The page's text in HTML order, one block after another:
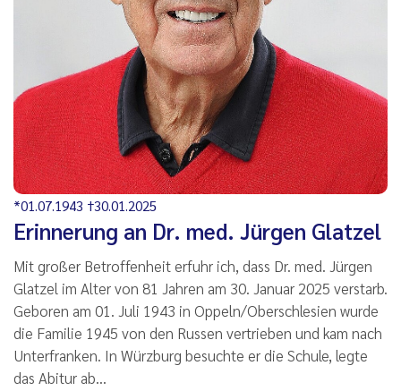
*01.07.1943 †30.01.2025
Erinnerung an Dr. med. Jürgen Glatzel
Mit großer Betroffenheit erfuhr ich, dass Dr. med. Jürgen
Glatzel im Alter von 81 Jahren am 30. Januar 2025 verstarb.
Geboren am 01. Juli 1943 in Oppeln/Oberschlesien wurde
die Familie 1945 von den Russen vertrieben und kam nach
Unterfranken. In Würzburg besuchte er die Schule, legte
das Abitur ab…